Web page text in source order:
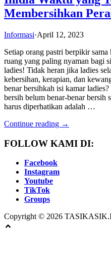
Membersihkan
Informasi·April 12, 2023
Setiap orang pastri berpikir
ruang yang paling nyaman bagi
ladies! Tidak heran jika ladies
kebersihan, kerapian, dan
benar bersihkah isi kamar
bersih belum benar-benar bersih
harus diperhatikan adalah …
Continue reading →
FOLLOW KAMI DI:
Facebook
Instagram
Youtube
TikTok
Groups
Copyright © 2026